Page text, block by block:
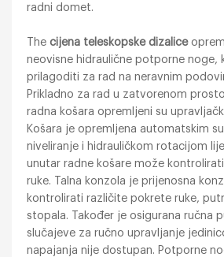
radni domet.
Thecijena teleskopske dizalice
neovisne hidraulične potporne noge,
prilagoditi za rad na neravnim
Prikladno za rad u zatvorenom
radna košara opremljeni su
Košara je opremljena automatskim
niveliranje i hidrauličkom rotacijom
unutar radne košare može
ruke. Talna konzola je prijenosna
kontrolirati različite pokrete ruke,
stopala. Također je osigurana ručna
slučajeve za ručno upravljanje
napajanja nije dostupan. Potporne